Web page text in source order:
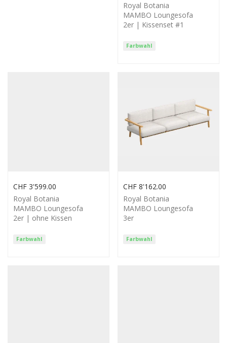
Farbwahl
Royal Botania
MAMBO Loungesofa
2er | Kissenset #1
Farbwahl
Royal Botania
MAMBO Loungesofa
2er | ohne Kissen
CHF 3'599.00
Farbwahl
Royal Botania
MAMBO Loungesofa
3er
CHF 8'162.00